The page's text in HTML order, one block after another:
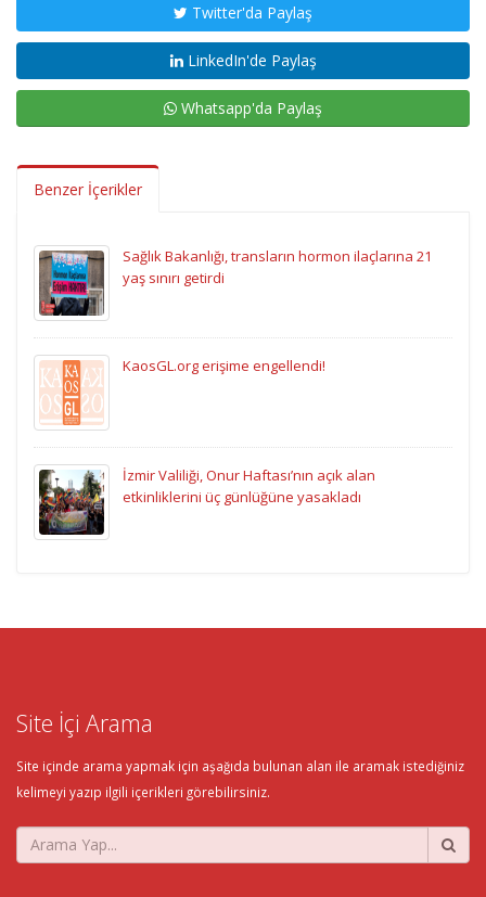
Twitter'da Paylaş
LinkedIn'de Paylaş
Whatsapp'da Paylaş
Benzer İçerikler
Sağlık Bakanlığı, transların hormon ilaçlarına 21
yaş sınırı getirdi
KaosGL.org erişime engellendi!
İzmir Valiliği, Onur Haftası’nın açık alan
etkinliklerini üç günlüğüne yasakladı
Site İçi Arama
Site içinde arama yapmak için aşağıda bulunan alan ile aramak istediğiniz
kelimeyi yazıp ilgili içerikleri görebilirsiniz.